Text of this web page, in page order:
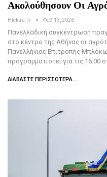
Ακολούθησουν Οι
Hlektra Tv Φεβ 13, 2026
Πανελλαδική συγκέντρωση
στο κέντρο της Αθήνας οι
Πανελλήνιας Επιτροπής
προγραμματιστεί για τις 16:00
ΔΙΑΒΆΣΤΕ ΠΕΡΙΣΣΌΤΕΡΑ...